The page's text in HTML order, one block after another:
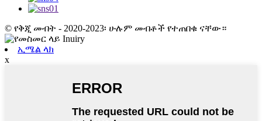
© የቅጂ መብት - 2020-2023፡ ሁሉም መብቶች የተጠበቁ ናቸው።
ኢሜል ላክ
x